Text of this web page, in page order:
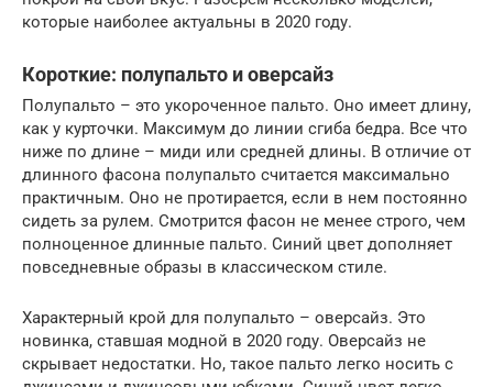
которые наиболее актуальны в 2020 году.
Короткие: полупальто и оверсайз
Полупальто – это укороченное пальто. Оно имеет длину,
как у курточки. Максимум до линии сгиба бедра. Все что
ниже по длине – миди или средней длины. В отличие от
длинного фасона полупальто считается максимально
практичным. Оно не протирается, если в нем постоянно
сидеть за рулем. Смотрится фасон не менее строго, чем
полноценное длинные пальто. Синий цвет дополняет
повседневные образы в классическом стиле.
Характерный крой для полупальто – оверсайз. Это
новинка, ставшая модной в 2020 году. Оверсайз не
скрывает недостатки. Но, такое пальто легко носить с